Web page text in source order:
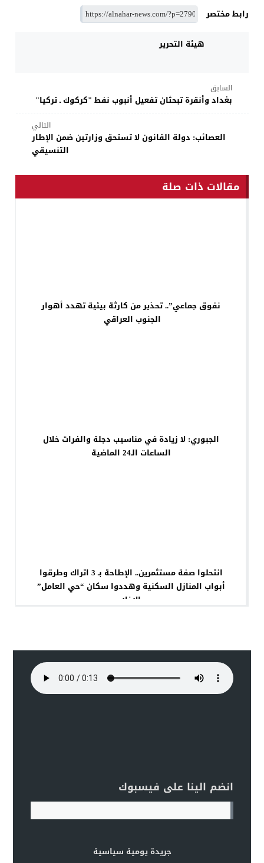
رابط مختصر
هيئة التحرير
السابق
بغداد وأنقرة تبحثان تفعيل أنبوب نفط "كركوك ـ تركيا"
التالي
العصائب: دولة القانون لا تستحق وزارتين ضمن الإطار
التنسيقي
مقالات ذات صلة
نفوق جماعي”.. تحذير من كارثة بيئية تهدد أهوار
الجنوب العراقي
الجبوري: لا زيادة في مناسيب دجلة والفرات خلال
الساعات الـ24 الماضية
انتحلوا صفة مستثمرين.. الإطاحة بـ 3 اتراك وطرقوا
أبواب المنازل السكنية وهددوا سكان “حي العامل”
بالإخلاء
انضم الينا على فيسبوك
جريدة يومية سياسية